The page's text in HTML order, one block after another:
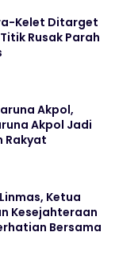
Kelet Ditarget
Rusak Parah
Akpol,
Akpol Jadi
Rakyat
Ketua
Kesejahteraan
Bersama